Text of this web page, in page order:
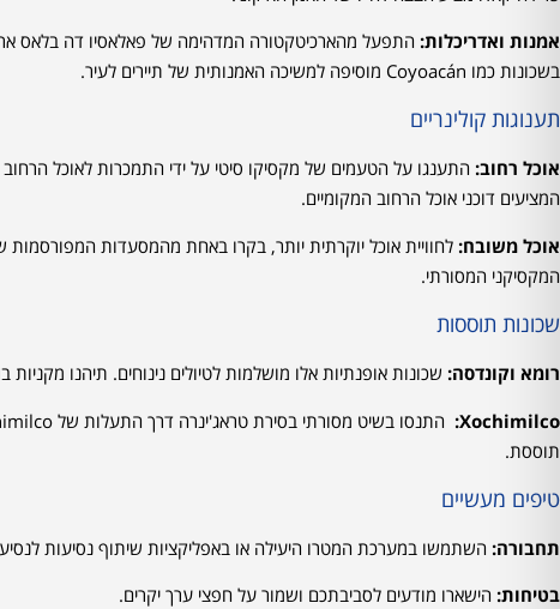
אמנות ואדריכלות: התפעל מהארכיטקטורה המדהימה של פאלאסיו דה בלאס
בשכונות כמו Coyoacán מוסיפה למשיכה האמנותית של תיירים לעיר.
תענוגות קולינריים
אוכל רחוב:
המציעים דוכני אוכל הרחוב המקומיים.
אוכל משובח:
המקסיקני המסורתי.
שכונות תוססות
רומא וקונדסה: שכונות אופנתיות אלו מושלמות לטיולים נינוחים. תיהנו
Xochimilco:
תוססת.
טיפים מעשיים
תחבורה: השתמשו במערכת המטרו היעילה או באפליקציות שיתוף נסיעות
בטיחות: הישארו מודעים לסביבתכם ושמור על חפצי ערך יקרים.